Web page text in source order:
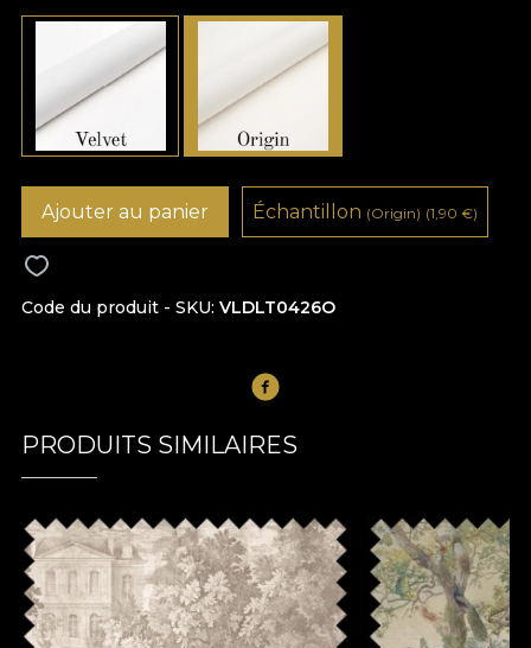
Code du produit - SKU VLDLT0426O
Ajouter au panier Échantillon (Origin) (1,90 €)
PRODUITS SIMILAIRES